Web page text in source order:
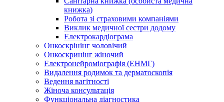
книжка)
Робота зі страховими компаніями
Виклик медичної сестри додому
Електрокардіограма
Онкоскрінінг чоловічий
Онкоскринінг жіночий
Електронейроміографія (ЕНМГ)
Видалення родимок та дерматоскопія
Ведення вагітності
Жіноча консультація
Функціональна діагностика